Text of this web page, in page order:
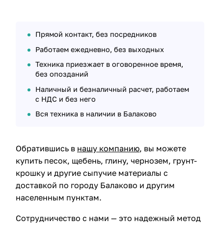
Прямой контакт, без посредников
Работаем ежедневно, без выходных
Техника приезжает в оговоренное время,
без опозданий
Наличный и безналичный расчет, работаем
с НДС и без него
Вся техника в наличии в Балаково
Обратившись в нашу компанию, вы можете
купить песок, щебень, глину, чернозем, грунт-
крошку и другие сыпучие материалы с
доставкой по городу Балаково и другим
населенным пунктам.
Сотрудничество с нами — это надежный метод